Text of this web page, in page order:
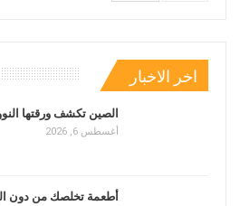
اخر الاخبار
الصين تكشف ورقتها
أغسطس 6, 2026
أطعمة تخلصك من دون